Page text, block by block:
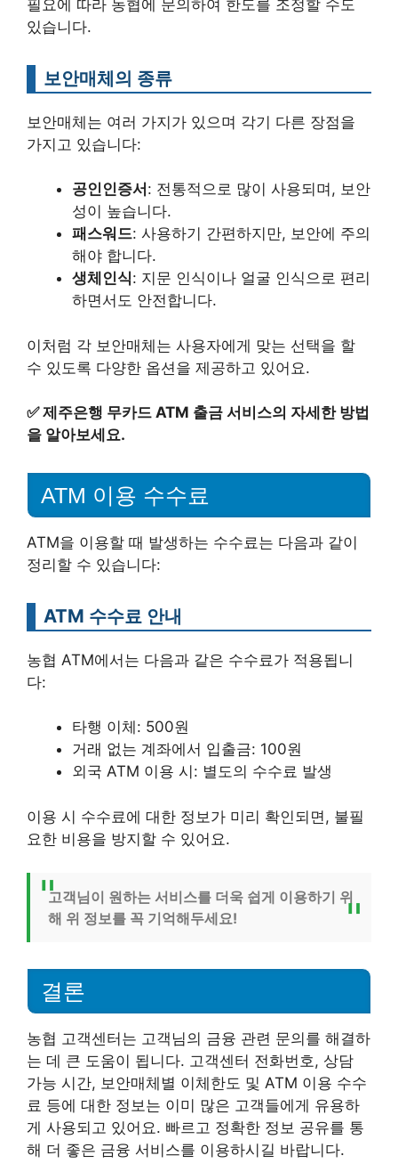
필요에 따라 농협에 문의하여 한도를 조정할 수도
있습니다.
보안매체의 종류
보안매체는 여러 가지가 있으며 각기 다른 장점을
가지고 있습니다:
공인인증서 : 전통적으로 많이 사용되며, 보안
성이 높습니다.
패스워드: 사용하기 간편하지만, 보안에 주의
해야 합니다.
생체인식: 지문 인식이나 얼굴 인식으로 편리
하면서도 안전합니다.
이처럼 각 보안매체는 사용자에게 맞는 선택을 할
수 있도록 다양한 옵션을 제공하고 있어요.
✅제주은행 무카드 ATM 출금 서비스의 자세한 방법
을 알아보세요.
ATM 이용 수수료
ATM을 이용할 때 발생하는 수수료는 다음과 같이
정리할 수 있습니다:
ATM 수수료 안내
농협 ATM에서는 다음과 같은 수수료가 적용됩니
다:
타행 이체: 500원
거래 없는 계좌에서 입출금: 100원
외국 ATM 이용 시: 별도의 수수료 발생
이용 시 수수료에 대한 정보가 미리 확인되면, 불필
요한 비용을 방지할 수 있어요.
고객님이 원하는 서비스를 더욱 쉽게 이용하기 위
해 위 정보를 꼭 기억해두세요!
결론
농협 고객센터는 고객님의 금융 관련 문의를 해결하
는 데 큰 도움이 됩니다. 고객센터 전화번호, 상담
가능 시간, 보안매체별 이체한도 및 ATM 이용 수수
료 등에 대한 정보는 이미 많은 고객들에게 유용하
게 사용되고 있어요. 빠르고 정확한 정보 공유를 통
해 더 좋은 금융 서비스를 이용하시길 바랍니다.